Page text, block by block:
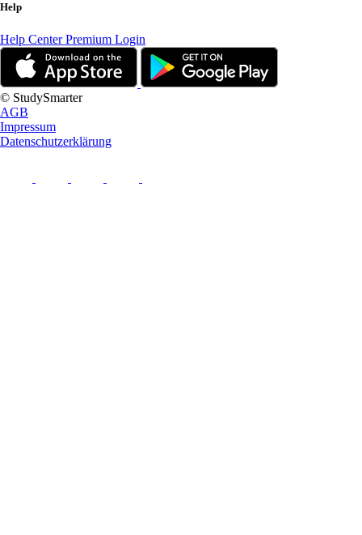
Help
Help CenterPremium Login
© StudySmarter
AGB
Impressum
Datenschutzerklärung